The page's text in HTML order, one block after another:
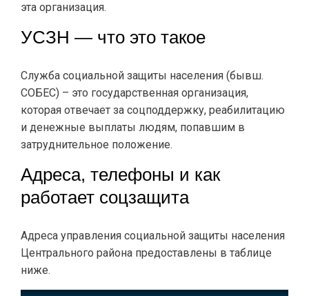
эта организация.
УСЗН — что это такое
Служба социальной защиты населения (бывш.
СОБЕС) – это государственная организация,
которая отвечает за соцподдержку, реабилитацию
и денежные выплаты людям, попавшим в
затруднительное положение.
Адреса, телефоны и как
работает соцзащита
Адреса управления социальной защиты населения
Центрального района предоставлены в таблице
ниже.